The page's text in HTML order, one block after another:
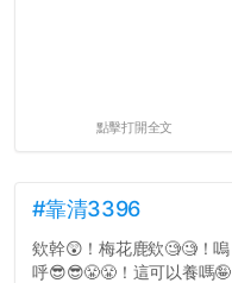
點擊打開全文
#靠清3396
欸幹😲！梅花鹿欸🧐🧐！嗚
呼😎😎😤😤！這可以養嗎🤪